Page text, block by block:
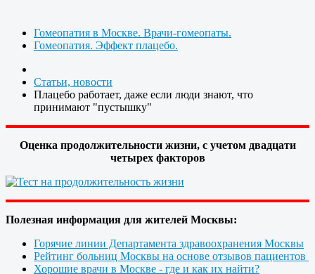
Гомеопатия в Москве. Врачи-гомеопаты.
Гомеопатия. Эффект плацебо.
Статьи, новости
Плацебо работает, даже если люди знают, что
принимают "пустышку"
Оценка продолжительности жизни, с учетом двадцати
четырех факторов
Полезная информация для жителей Москвы:
Горячие линии Департамента здравоохранения Москвы
Рейтинг больниц Москвы на основе отзывов пациентов
Хорошие врачи в Москве - где и как их найти?